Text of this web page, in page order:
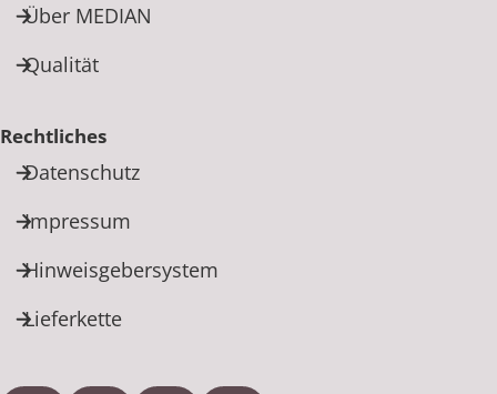
Über MEDIAN
Qualität
Rechtliches
Datenschutz
Impressum
Hinweisgebersystem
Lieferkette